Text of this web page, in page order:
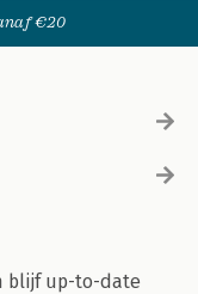
€20
blijf up-to-date